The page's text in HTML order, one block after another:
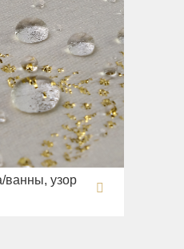
ванны, узор